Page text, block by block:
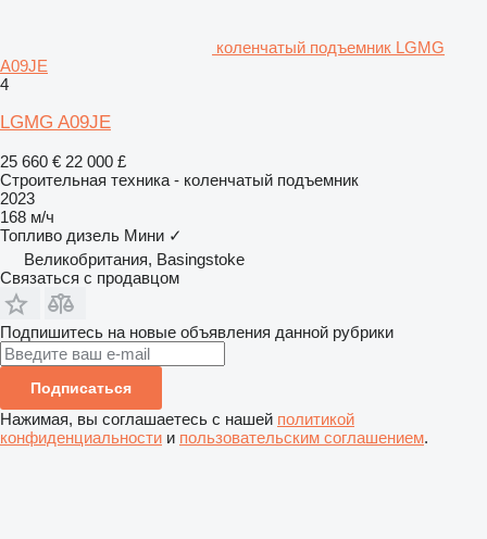
коленчатый подъемник LGMG
A09JE
4
LGMG A09JE
25 660 € 22 000 £
Строительная техника - коленчатый подъемник
2023
168 м/ч
Топливо дизель Мини ✓
Великобритания, Basingstoke
Связаться с продавцом
Подпишитесь на новые объявления данной рубрики
Подписаться
Нажимая, вы соглашаетесь с нашей политикой
конфиденциальности и пользовательским соглашением.